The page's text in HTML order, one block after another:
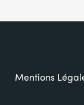
Mentions